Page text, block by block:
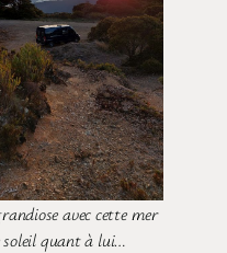
avec cette mer
soleil quant à lui…